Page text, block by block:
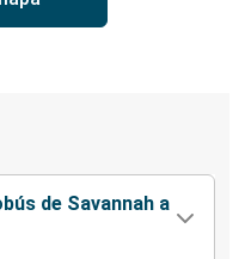
de Savannah a